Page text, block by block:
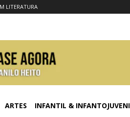
LITERATURA
ARTES INFANTIL &